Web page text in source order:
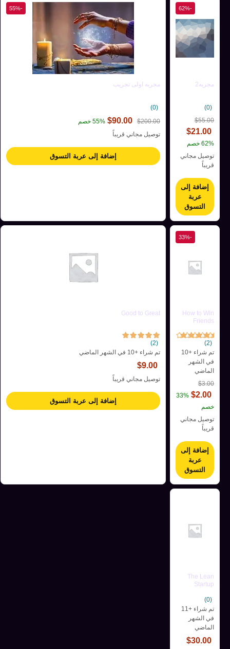
مجربه2
$55.00
$21.00
62% خصم
توصيل مجاني
قريباً
إضافة إلى
عربة
التسوق
مجربه اولى تجريب
$200.00
$90.00
55% خصم
توصيل مجاني قريباً
إضافة إلى عربة التسوق
How to Win
Friends
تم شراء +10
في الشهر
الماضي
$3.00
$2.00
33%
خصم
توصيل مجاني
قريباً
إضافة إلى
عربة
التسوق
Good to Great
تم شراء +10 في الشهر الماضي
$9.00
توصيل مجاني قريباً
إضافة إلى عربة التسوق
The Lean
Startup
تم شراء +11
في الشهر
الماضي
$30.00